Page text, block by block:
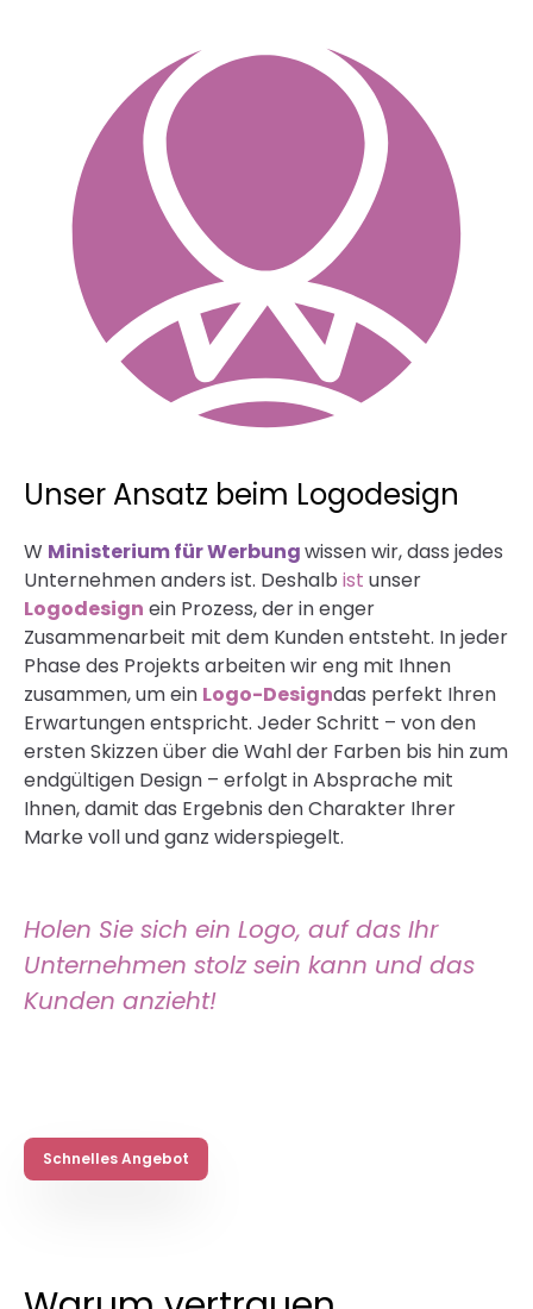
Unser Ansatz beim Logodesign
W Ministerium für Werbungwissen wir, dass jedes
Unternehmen anders ist. Deshalb ist unser
Logodesign ein Prozess, der in enger
Zusammenarbeit mit dem Kunden entsteht. In jeder
Phase des Projekts arbeiten wir eng mit Ihnen
zusammen, um ein Logo-Designdas perfekt Ihren
Erwartungen entspricht. Jeder Schritt – von den
ersten Skizzen über die Wahl der Farben bis hin zum
endgültigen Design – erfolgt in Absprache mit
Ihnen, damit das Ergebnis den Charakter Ihrer
Marke voll und ganz widerspiegelt.
Holen Sie sich ein Logo, auf das Ihr
Unternehmen stolz sein kann und das
Kunden anzieht!
Schnelles Angebot